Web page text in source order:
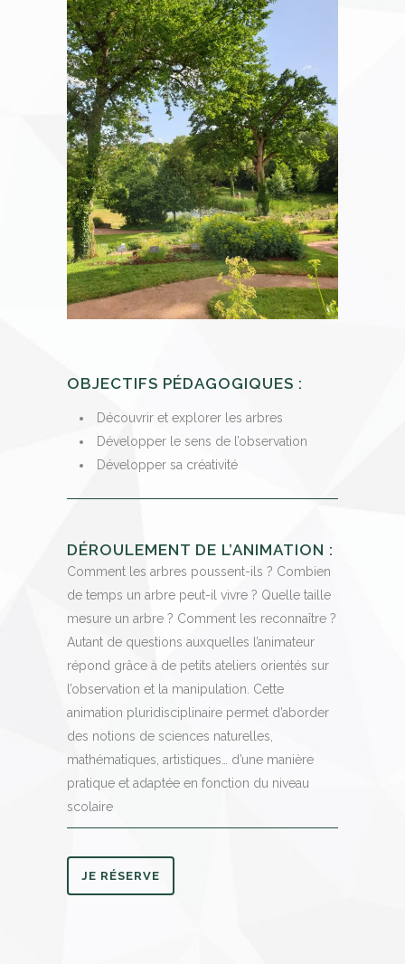
OBJECTIFS PÉDAGOGIQUES :
Découvrir et explorer les arbres
Développer le sens de l’observation
Développer sa créativité
DÉROULEMENT DE L’ANIMATION :
Comment les arbres poussent-ils ? Combien
de temps un arbre peut-il vivre ? Quelle taille
mesure un arbre ? Comment les reconnaître ?
Autant de questions auxquelles l’animateur
répond grâce à de petits ateliers orientés sur
l’observation et la manipulation. Cette
animation pluridisciplinaire permet d’aborder
des notions de sciences naturelles,
mathématiques, artistiques… d’une manière
pratique et adaptée en fonction du niveau
scolaire
JE RÉSERVE